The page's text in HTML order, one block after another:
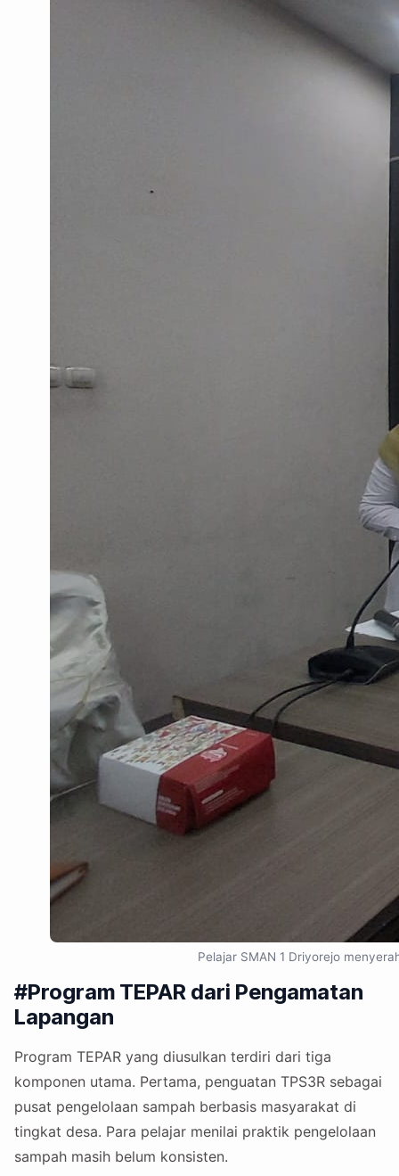
Pelajar SMAN 1 Driyorejo
#Program TEPAR dari Pengamatan
Lapangan
Program TEPAR yang diusulkan terdiri dari tiga
komponen utama. Pertama, penguatan TPS3R sebagai
pusat pengelolaan sampah berbasis masyarakat di
tingkat desa. Para pelajar menilai praktik pengelolaan
sampah masih belum konsisten.